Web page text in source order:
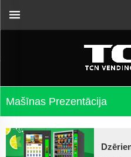
Mašīnas Prezentācija
ar tirdzniecības